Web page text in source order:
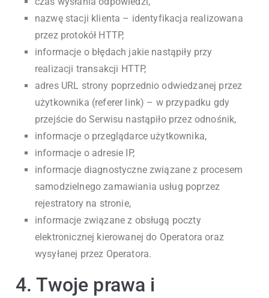
nazwę stacji klienta – identyfikacja realizowana
przez protokół HTTP,
informacje o błędach jakie nastąpiły przy
realizacji transakcji HTTP,
adres URL strony poprzednio odwiedzanej przez
użytkownika (referer link) – w przypadku gdy
przejście do Serwisu nastąpiło przez odnośnik,
informacje o przeglądarce użytkownika,
informacje o adresie IP,
informacje diagnostyczne związane z procesem
samodzielnego zamawiania usług poprzez
rejestratory na stronie,
informacje związane z obsługą poczty
elektronicznej kierowanej do Operatora oraz
wysyłanej przez Operatora.
4. Twoje prawa i